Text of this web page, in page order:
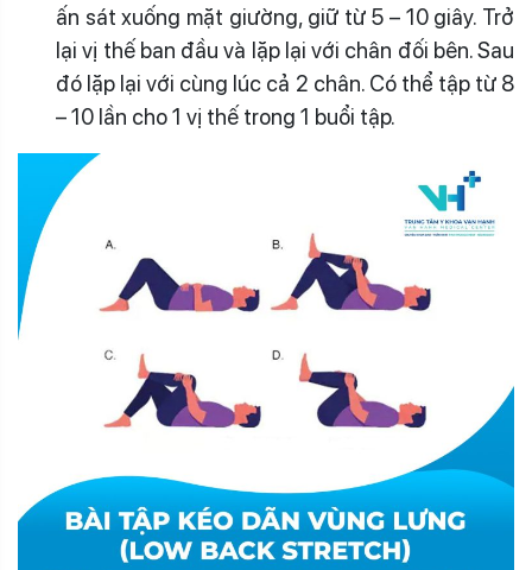
ấn sát xuống mặt giường, giữ từ 5 – 10 giây. Trở
lại vị thế ban đầu và lặp lại với chân đối bên. Sau
đó lặp lại với cùng lúc cả 2 chân. Có thể tập từ 8
– 10 lần cho 1 vị thế trong 1 buổi tập.